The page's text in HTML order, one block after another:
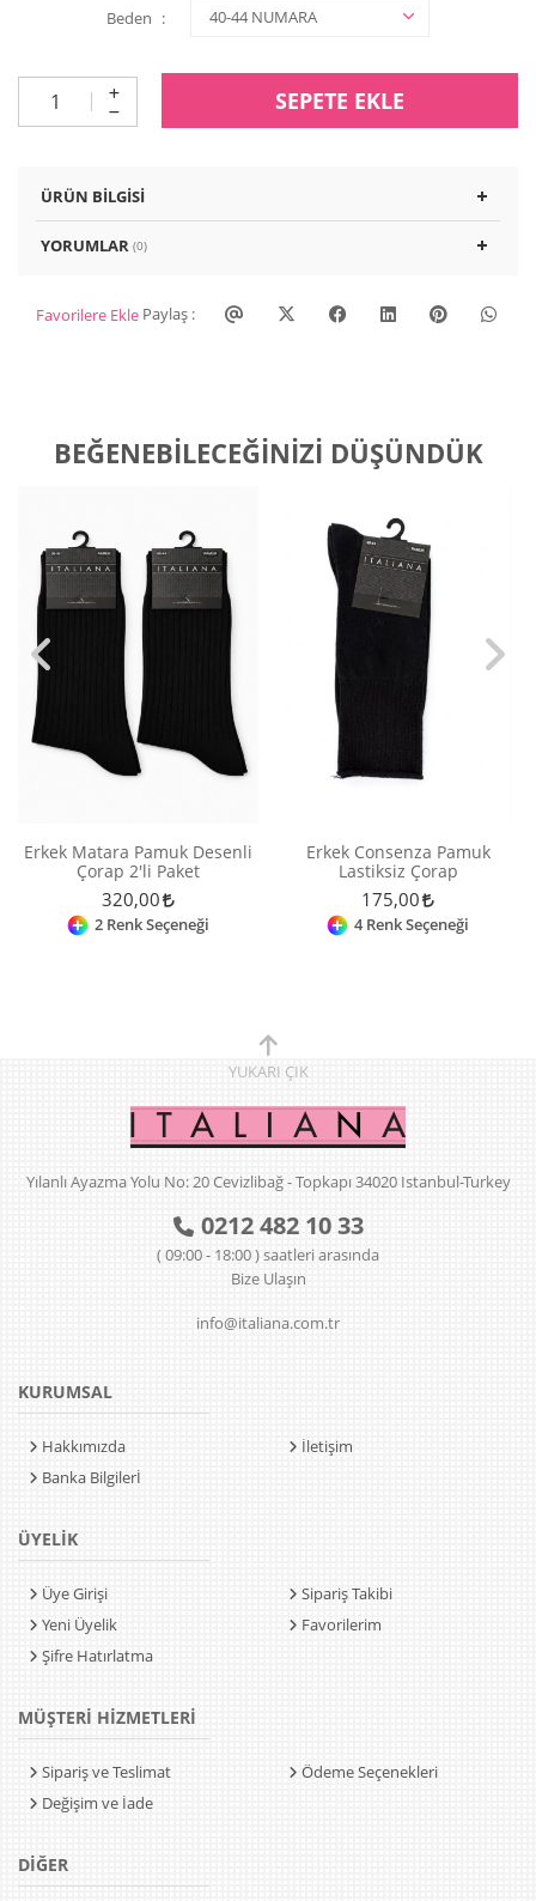
Beden
SEPETE EKLE
ÜRÜN BILGISI
YORUMLAR (0)
Favorilere Ekle Paylaş :
BEĞENEBILECEĞINIZI DÜŞÜNDÜK
Erkek Matara Pamuk Desenli
Çorap 2'li Paket
320,00
2 Renk Seçeneği
Erkek Consenza Pamuk
Lastiksiz Çorap
175,00
4 Renk Seçeneği
YUKARI ÇIK
Yılanlı Ayazma Yolu No: 20 Cevizlibağ - Topkapı 34020 Istanbul-Turkey
0212 482 10 33
( 09:00 - 18:00 ) saatleri arasında
Bize Ulaşın
info@italiana.com.tr
KURUMSAL
Hakkımızda
Banka Bilgilerİ
İletişim
ÜYELİK
Üye Girişi
Yeni Üyelik
Şifre Hatırlatma
Sipariş Takibi
Favorilerim
MÜŞTERİ HİZMETLERİ
Sipariş ve Teslimat
Değişim ve İade
Ödeme Seçenekleri
DİĞER